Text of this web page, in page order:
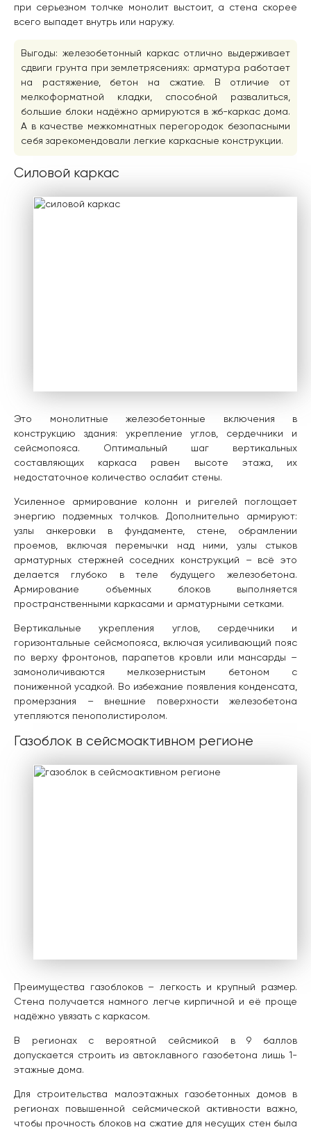
при серьезном толчке монолит выстоит, а стена скорее
всего выпадет внутрь или наружу.
Выгоды: железобетонный каркас отлично выдерживает
сдвиги грунта при землетрясениях: арматура работает
на растяжение, бетон на сжатие. В отличие от
мелкоформатной кладки, способной развалиться,
большие блоки надёжно армируются в жб-каркас дома.
А в качестве межкомнатных перегородок безопасными
себя зарекомендовали легкие каркасные конструкции.
Силовой каркас
Это монолитные железобетонные включения в
конструкцию здания: укрепление углов, сердечники и
сейсмопояса. Оптимальный шаг вертикальных
составляющих каркаса равен высоте этажа, их
недостаточное количество ослабит стены.
Усиленное армирование колонн и ригелей поглощает
энергию подземных толчков. Дополнительно армируют:
узлы анкеровки в фундаменте, стене, обрамлении
проемов, включая перемычки над ними, узлы стыков
арматурных стержней соседних конструкций – всё это
делается глубоко в теле будущего железобетона.
Армирование объемных блоков выполняется
пространственными каркасами и арматурными сетками.
Вертикальные укрепления углов, сердечники и
горизонтальные сейсмопояса, включая усиливающий пояс
по верху фронтонов, парапетов кровли или мансарды –
замоноличиваются мелкозернистым бетоном с
пониженной усадкой. Во избежание появления конденсата,
промерзания – внешние поверхности железобетона
утепляются пенополистиролом.
Газоблок в сейсмоактивном регионе
Преимущества газоблоков – легкость и крупный размер.
Стена получается намного легче кирпичной и её проще
надёжно увязать с каркасом.
В регионах с вероятной сейсмикой в 9 баллов
допускается строить из автоклавного газобетона лишь 1-
этажные дома.
Для строительства малоэтажных газобетонных домов в
регионах повышенной сейсмической активности важно,
чтобы прочность блоков на сжатие для несущих стен была